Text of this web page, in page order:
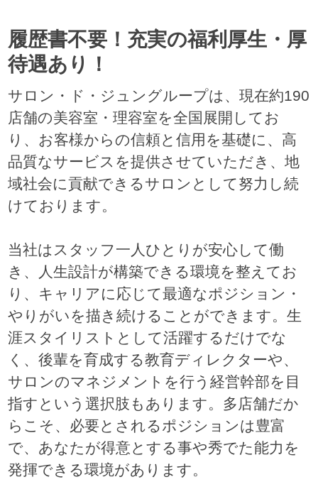
履歴書不要！充実の福利厚生・厚
待遇あり！
サロン・ド・ジュングループは、現在約190
店舗の美容室・理容室を全国展開してお
り、お客様からの信頼と信用を基礎に、高
品質なサービスを提供させていただき、地
域社会に貢献できるサロンとして努力し続
けております。
当社はスタッフ一人ひとりが安心して働
き、人生設計が構築できる環境を整えてお
り、キャリアに応じて最適なポジション・
やりがいを描き続けることができます。生
涯スタイリストとして活躍するだけでな
く、後輩を育成する教育ディレクターや、
サロンのマネジメントを行う経営幹部を目
指すという選択肢もあります。多店舗だか
らこそ、必要とされるポジションは豊富
で、あなたが得意とする事や秀でた能力を
発揮できる環境があります。